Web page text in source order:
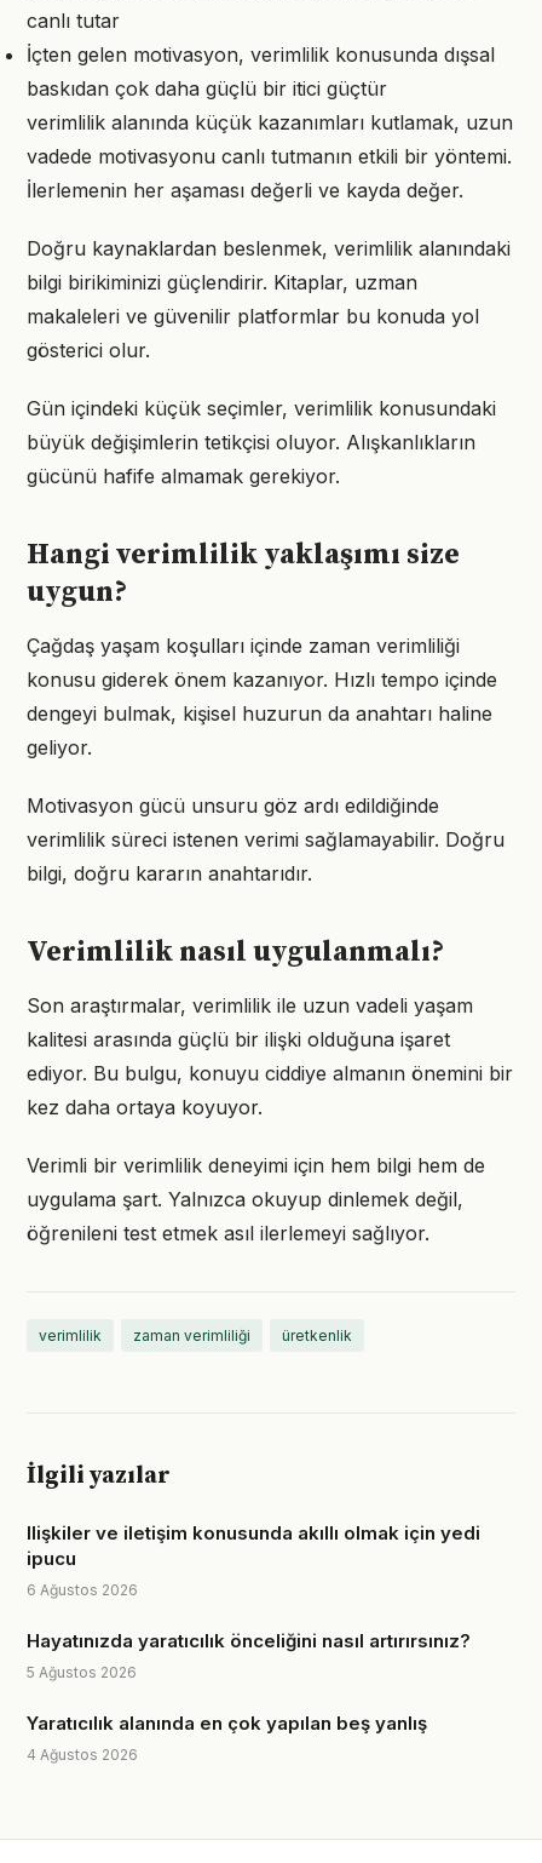
canlı tutar
İçten gelen motivasyon, verimlilik konusunda dışsal
baskıdan çok daha güçlü bir itici güçtür
verimlilik alanında küçük kazanımları kutlamak, uzun
vadede motivasyonu canlı tutmanın etkili bir yöntemi.
İlerlemenin her aşaması değerli ve kayda değer.
Doğru kaynaklardan beslenmek, verimlilik alanındaki
bilgi birikiminizi güçlendirir. Kitaplar, uzman
makaleleri ve güvenilir platformlar bu konuda yol
gösterici olur.
Gün içindeki küçük seçimler, verimlilik konusundaki
büyük değişimlerin tetikçisi oluyor. Alışkanlıkların
gücünü hafife almamak gerekiyor.
Hangi verimlilik yaklaşımı size
uygun?
Çağdaş yaşam koşulları içinde zaman verimliliği
konusu giderek önem kazanıyor. Hızlı tempo içinde
dengeyi bulmak, kişisel huzurun da anahtarı haline
geliyor.
Motivasyon gücü unsuru göz ardı edildiğinde
verimlilik süreci istenen verimi sağlamayabilir. Doğru
bilgi, doğru kararın anahtarıdır.
Verimlilik nasıl uygulanmalı?
Son araştırmalar, verimlilik ile uzun vadeli yaşam
kalitesi arasında güçlü bir ilişki olduğuna işaret
ediyor. Bu bulgu, konuyu ciddiye almanın önemini bir
kez daha ortaya koyuyor.
Verimli bir verimlilik deneyimi için hem bilgi hem de
uygulama şart. Yalnızca okuyup dinlemek değil,
öğrenileni test etmek asıl ilerlemeyi sağlıyor.
verimlilik zaman verimliliği üretkenlik
İlgili yazılar
Ilişkiler ve iletişim konusunda akıllı olmak için yedi
ipucu
6 Ağustos 2026
Hayatınızda yaratıcılık önceliğini nasıl artırırsınız?
5 Ağustos 2026
Yaratıcılık alanında en çok yapılan beş yanlış
4 Ağustos 2026